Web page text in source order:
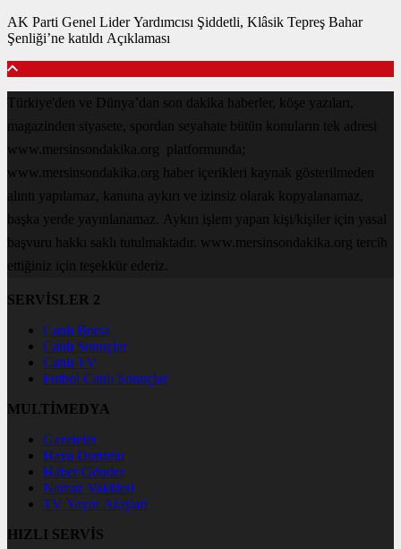
AK Parti Genel Lider Yardımcısı Şiddetli, Klâsik Tepreş Bahar
Şenliği’ne katıldı Açıklaması
Türkiye'den ve Dünya’dan son dakika haberler, köşe yazıları,
magazinden siyasete, spordan seyahate bütün konuların tek adresi
www.mersinsondakika.org platformunda;
www.mersinsondakika.org haber içerikleri kaynak gösterilmeden
alıntı yapılamaz, kanuna aykırı ve izinsiz olarak kopyalanamaz,
başka yerde yayınlanamaz. Aykırı işlem yapan kişi/kişiler için yasal
başvuru hakkı saklı tutulmaktadır. www.mersinsondakika.org tercih
ettiğiniz için teşekkür ederiz.
SERVİSLER 2
Canlı Borsa
Canlı Sonuçlar
Canlı TV
Futbol Canlı Sonuçlar
MULTİMEDYA
Gazeteler
Hava Durumu
Haber Gönder
Namaz Vakitleri
TV Yayın Akışları
HIZLI SERVİS